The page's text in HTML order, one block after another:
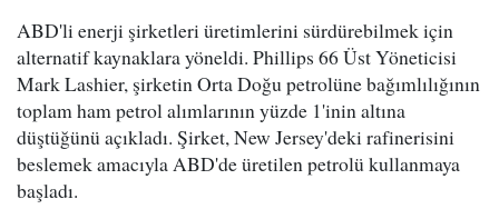
ABD'li enerji şirketleri üretimlerini sürdürebilmek için
alternatif kaynaklara yöneldi. Phillips 66 Üst Yöneticisi
Mark Lashier, şirketin Orta Doğu petrolüne bağımlılığının
toplam ham petrol alımlarının yüzde 1'inin altına
düştüğünü açıkladı. Şirket, New Jersey'deki rafinerisini
beslemek amacıyla ABD'de üretilen petrolü kullanmaya
başladı.